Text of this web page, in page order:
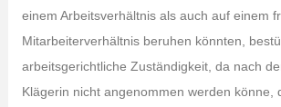
einem Arbeitsverhältnis als auch auf einem
Mitarbeiterverhältnis beruhen könnten,
arbeitsgerichtliche Zuständigkeit, da nach
Klägerin nicht angenommen werden könne,